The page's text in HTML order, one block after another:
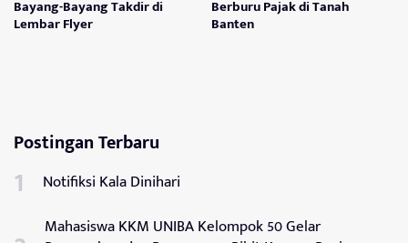
Bayang-Bayang Takdir di
Lembar Flyer
Berburu Pajak di Tanah
Banten
Postingan Terbaru
Notifiksi Kala Dinihari
Mahasiswa KKM UNIBA Kelompok 50 Gelar